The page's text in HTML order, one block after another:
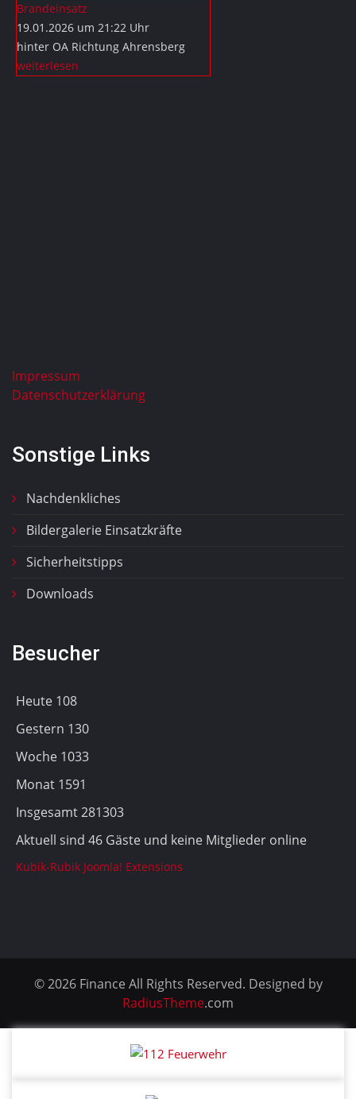
Brandeinsatz
19.01.2026 um 21:22 Uhr
hinter OA Richtung Ahrensberg
weiterlesen
Impressum
Datenschutzerklärung
Sonstige Links
Nachdenkliches
Bildergalerie Einsatzkräfte
Sicherheitstipps
Downloads
Besucher
Heute 108
Gestern 130
Woche 1033
Monat 1591
Insgesamt281303
Aktuell sind 46 Gäste und keine Mitglieder online
Kubik-Rubik Joomla! Extensions
© 2026 Finance All Rights Reserved. Designed by
RadiusTheme.com